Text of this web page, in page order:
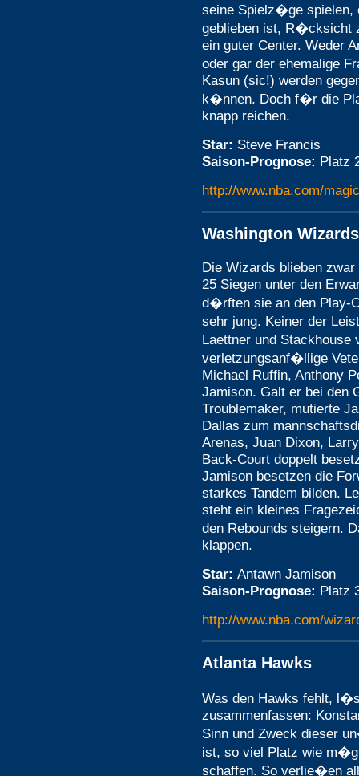
seine Spielz�ge spielen,
geblieben ist, R�cksicht
ein guter Center. Weder
oder gar der ehemalige
Kasun (sic!) werden
k�nnen. Doch f�r die
knapp reichen.
Star: Steve Francis
Saison-Prognose: Platz
http://www.nba.com/
Washington Wizards
Die Wizards blieben
25 Siegen unter den
d�rften sie an den Play-
sehr jung. Keiner der
Laettner und
verletzungsanf�llige
Michael Ruffin, Anthony
Jamison. Galt er bei den
Troublemaker, mutierte
Dallas zum
Arenas, Juan Dixon,
Back-Court doppelt
Jamison besetzen die
starkes Tandem bilden.
steht ein kleines
den Rebounds steigern.
klappen.
Star: Antawn Jamison
Saison-Prognose: Platz
http://www.nba.com/
Atlanta Hawks
Was den Hawks fehlt,
zusammenfassen:
Sinn und Zweck dieser
ist, so viel Platz wie
schaffen. So verlie�en